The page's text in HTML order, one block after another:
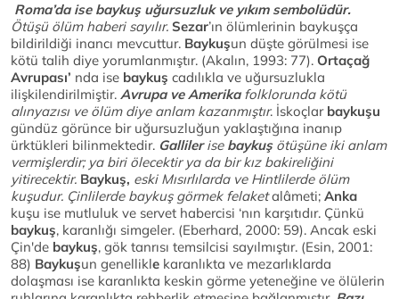
Roma’da ise baykuş uğursuzluk ve yıkım sembolüdür.
Ötüşü ölüm haberi sayılır. Sezar’ın ölümlerinin baykuşça
bildirildiği inancı mevcuttur. Baykuşun düşte görülmesi ise
kötü talih diye yorumlanmıştır. (Akalın, 1993: 77). Ortaçağ
Avrupası’ nda ise baykuş cadılıkla ve uğursuzlukla
ilişkilendirilmiştir. Avrupa ve Amerika folklorunda kötü
alınyazısı ve ölüm diye anlam kazanmıştır. İskoçlar baykuşu
gündüz görünce bir uğursuzluğun yaklaştığına inanıp
ürktükleri bilinmektedir. Gallilerise baykuş ötüşüne iki anlam
vermişlerdir; ya biri ölecektir ya da bir kız bakireliğini
yitirecektir. Baykuş, eski Mısırlılarda ve Hintlilerde ölüm
kuşudur. Çinlilerde baykuş görmek felaketalâmeti; Anka
kuşu ise mutluluk ve servet habercisi ‘nın karşıtıdır. Çünkü
baykuş, karanlığı simgeler. (Eberhard, 2000: 59). Ancak eski
Çin'de baykuş, gök tanrısı temsilcisi sayılmıştır. (Esin, 2001:
88) Baykuşun genellikle karanlıkta ve mezarlıklarda
dolaşması ise karanlıkta keskin görme yeteneğine ve ölülerin